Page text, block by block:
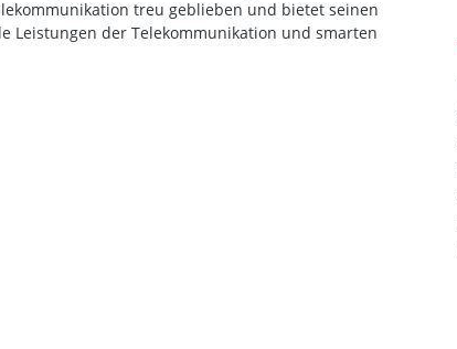
treu geblieben und bietet seinen
Leistungen der Telekommunikation und smarten